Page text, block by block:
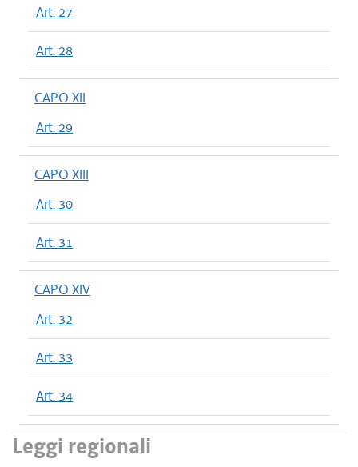
Art. 27
Art. 28
CAPO XII
Art. 29
CAPO XIII
Art. 30
Art. 31
CAPO XIV
Art. 32
Art. 33
Art. 34
Leggi regionali